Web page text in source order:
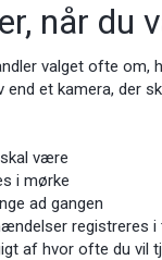
når du
valget ofte
et kamera, der
være
i mørke
ad gangen
registreres i
af hvor ofte du vil